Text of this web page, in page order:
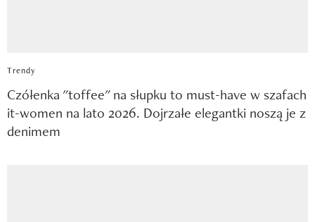
Trendy
Czółenka "toffee" na słupku to must-have w szafach
it-women na lato 2026. Dojrzałe elegantki noszą je z
denimem